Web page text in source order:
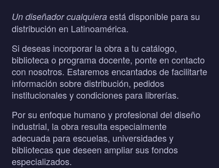
Un diseñador cualquiera está disponible para su
distribución en Latinoamérica.
Si deseas incorporar la obra a tu catálogo,
biblioteca o programa docente, ponte en contacto
con nosotros. Estaremos encantados de facilitarte
información sobre distribución, pedidos
institucionales y condiciones para librerías.
Por su enfoque humano y profesional del diseño
industrial, la obra resulta especialmente
adecuada para escuelas, universidades y
bibliotecas que deseen ampliar sus fondos
especializados.